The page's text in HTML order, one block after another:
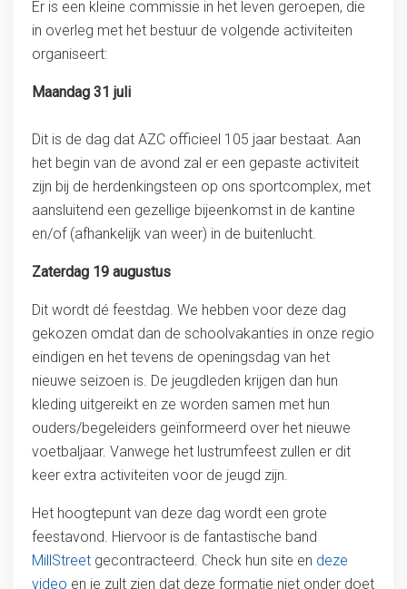
Er is een kleine commissie in het leven geroepen, die
in overleg met het bestuur de volgende activiteiten
organiseert:
Maandag 31 juli
Dit is de dag dat AZC officieel 105 jaar bestaat. Aan
het begin van de avond zal er een gepaste activiteit
zijn bij de herdenkingsteen op ons sportcomplex, met
aansluitend een gezellige bijeenkomst in de kantine
en/of (afhankelijk van weer) in de buitenlucht.
Zaterdag 19 augustus
Dit wordt dé feestdag. We hebben voor deze dag
gekozen omdat dan de schoolvakanties in onze regio
eindigen en het tevens de openingsdag van het
nieuwe seizoen is. De jeugdleden krijgen dan hun
kleding uitgereikt en ze worden samen met hun
ouders/begeleiders geïnformeerd over het nieuwe
voetbaljaar. Vanwege het lustrumfeest zullen er dit
keer extra activiteiten voor de jeugd zijn.
Het hoogtepunt van deze dag wordt een grote
feestavond. Hiervoor is de fantastische band
MillStreetgecontracteerd. Check hun site en deze
video en je zult zien dat deze formatie niet onder doet